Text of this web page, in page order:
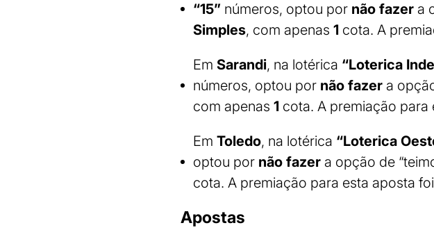
“15” números, optou por não fazer a
Simples, com apenas 1 cota. A
Em Sarandi, na lotérica “Loterica
números, optou por não fazer a
com apenas 1 cota. A premiação para
Em Toledo, na lotérica “Loterica
optou por não fazer a opção de
cota. A premiação para esta aposta
Apostas